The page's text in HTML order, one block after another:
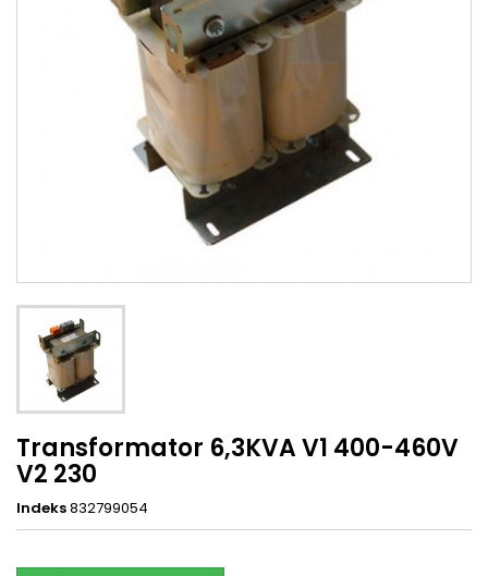
Transformator 6,3KVA V1 400-460V
V2 230
Indeks832799054